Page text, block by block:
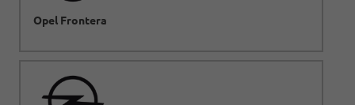
Opel Frontera